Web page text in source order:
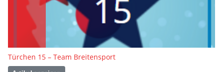
Türchen 15 – Team Breitensport